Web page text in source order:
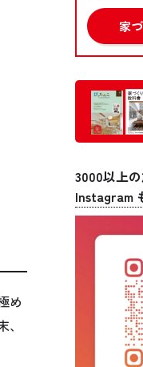
め
家
3000以上
Instagram